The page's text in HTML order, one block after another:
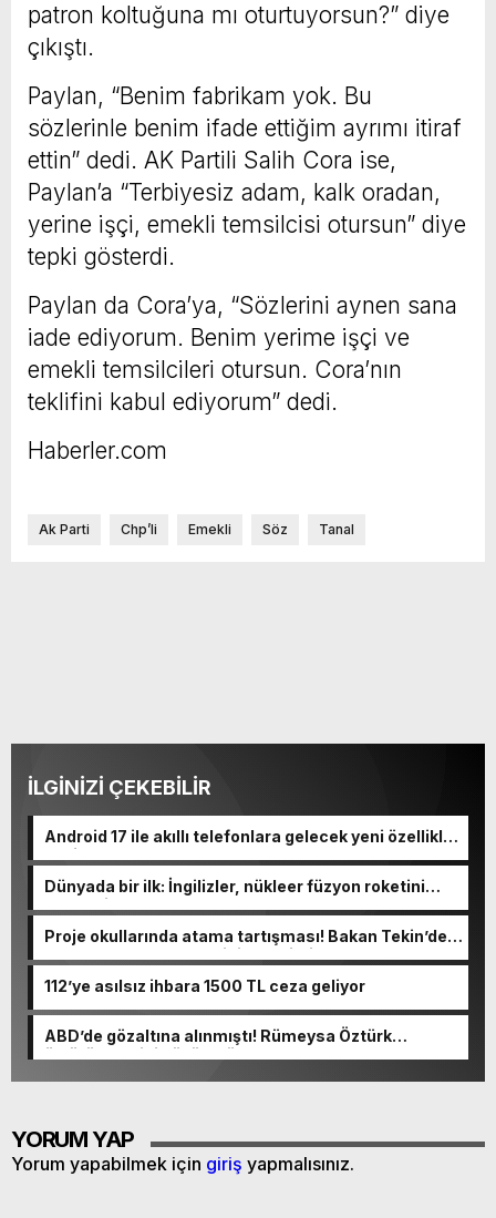
patron koltuğuna mı oturtuyorsun?” diye
çıkıştı.
Paylan, “Benim fabrikam yok. Bu
sözlerinle benim ifade ettiğim ayrımı itiraf
ettin” dedi. AK Partili Salih Cora ise,
Paylan’a “Terbiyesiz adam, kalk oradan,
yerine işçi, emekli temsilcisi otursun” diye
tepki gösterdi.
Paylan da Cora’ya, “Sözlerini aynen sana
iade ediyorum. Benim yerime işçi ve
emekli temsilcileri otursun. Cora’nın
teklifini kabul ediyorum” dedi.
Haberler.com
Ak Parti Chp’li Emekli Söz Tanal
İLGİNİZİ ÇEKEBİLİR
Android 17 ile akıllı telefonlara gelecek yeni özellikler
belli oldu
Dünyada bir ilk: İngilizler, nükleer füzyon roketini
ateşledi
Proje okullarında atama tartışması! Bakan Tekin’den
“Sıkıntı yaşanmaması için takvimi erken başlattık”
112’ye asılsız ihbara 1500 TL ceza geliyor
ABD’de gözaltına alınmıştı! Rümeysa Öztürk
öldürüleceğini düşünmüş
YORUM YAP
Yorum yapabilmek için giriş yapmalısınız.